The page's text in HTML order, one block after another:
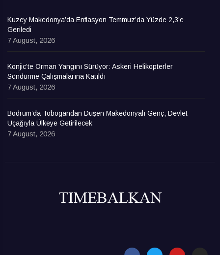
Kuzey Makedonya’da Enflasyon Temmuz’da Yüzde 2,3’e
Geriledi
7 August, 2026
Konjic’te Orman Yangını Sürüyor: Askeri Helikopterler
Söndürme Çalışmalarına Katıldı
7 August, 2026
Bodrum’da Tobogandan Düşen Makedonyalı Genç, Devlet
Uçağıyla Ülkeye Getirilecek
7 August, 2026